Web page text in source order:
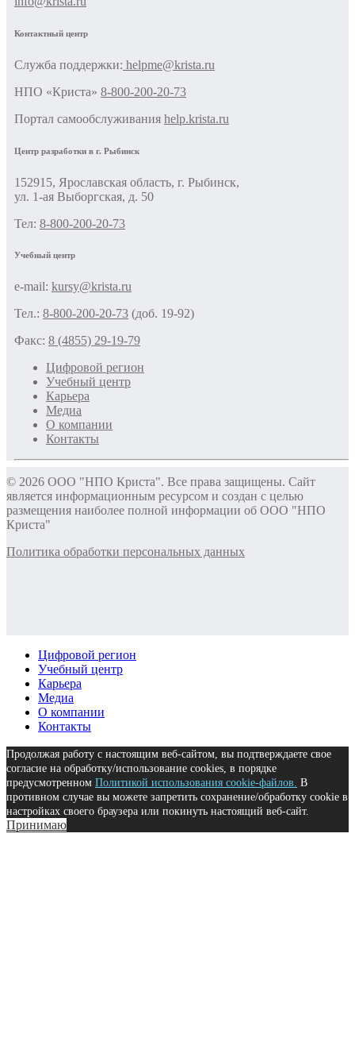
Контактный центр
Cлужба поддержки: helpme@krista.ru
НПО «Криста» 8-800-200-20-73
Портал самообслуживания help.krista.ru
Центр разработки в г. Рыбинск
152915, Ярославская область, г. Рыбинск,
ул. 1-ая Выборгская, д. 50
Тел: 8-800-200-20-73
Учебный центр
e-mail: kursy@krista.ru
Тел.: 8-800-200-20-73 (доб. 19-92)
Факс: 8 (4855) 29-19-79
Цифровой регион
Учебный центр
Карьера
Медиа
О компании
Контакты
© 2026 ООО "НПО Криста". Все права защищены. Сайт
является информационным ресурсом и создан с целью
размещения наиболее полной информации об ООО "НПО
Криста"
Политика обработки персональных данных
Цифровой регион
Учебный центр
Карьера
Медиа
О компании
Контакты
Продолжая работу с настоящим веб-сайтом, вы подтверждаете свое
согласие на обработку/использование cookies, в порядке
предусмотренном Политикой использования cookie-файлов. В
противном случае вы можете запретить сохранение/обработку cookie в
настройках своего браузера или покинуть настоящий веб-сайт.
Принимаю